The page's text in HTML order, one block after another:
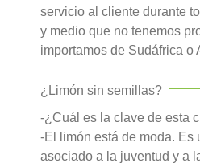
servicio al cliente durante
y medio que no tenemos
importamos de Sudáfrica o
¿Limón sin semillas?
-¿Cuál es la clave de esta
-El limón está de moda. Es
asociado a la juventud y a